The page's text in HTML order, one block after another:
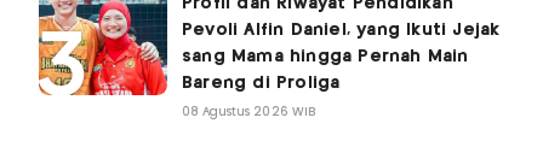
Pevoli Alfin Daniel, yang Ikuti Jejak
sang Mama hingga Pernah Main
Bareng di Proliga
08 Agustus 2026 WIB